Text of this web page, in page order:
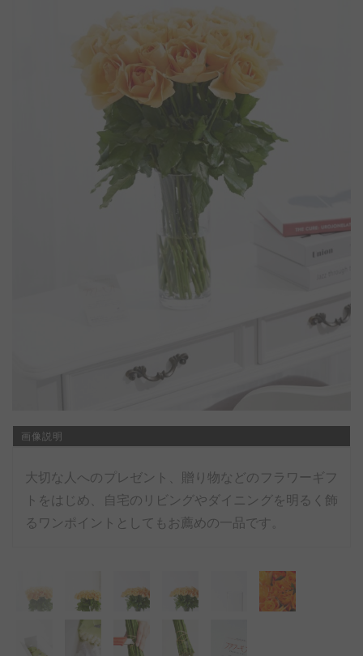
画像説明
大切な人へのプレゼント、贈り物などのフラワーギフ
トをはじめ、自宅のリビングやダイニングを明るく飾
るワンポイントとしてもお薦めの一品です。